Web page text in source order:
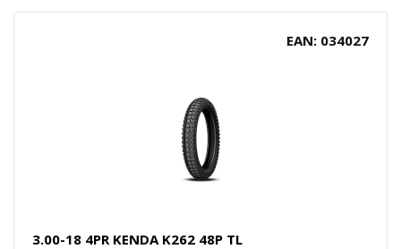
EAN: 034027
3.00-18 4PR KENDA K262 48P TL